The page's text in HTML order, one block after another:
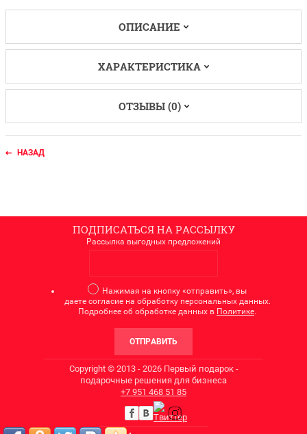
ОПИСАНИЕ
ХАРАКТЕРИСТИКА
ОТЗЫВЫ (0)
НАЗАД
ПОДПИСАТЬСЯ НА РАССЫЛКУ
Рассылка выгодных предложений
Нажимая на кнопку «отправить», вы
даете согласие на обработку персональных данных.
Подробнее об обработке данных в Политике.
ОТПРАВИТЬ
Copyright © 2013 - 2026 Первый подарок -
подарочные решения для бизнеса
+7 951 468 51 85